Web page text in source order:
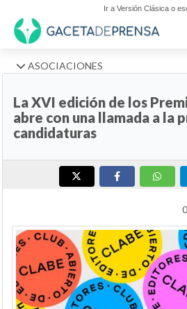
Ir a Versión Clásica o
ASOCIACIONES
La XVI edición de los
abre con una llamada a la
candidaturas